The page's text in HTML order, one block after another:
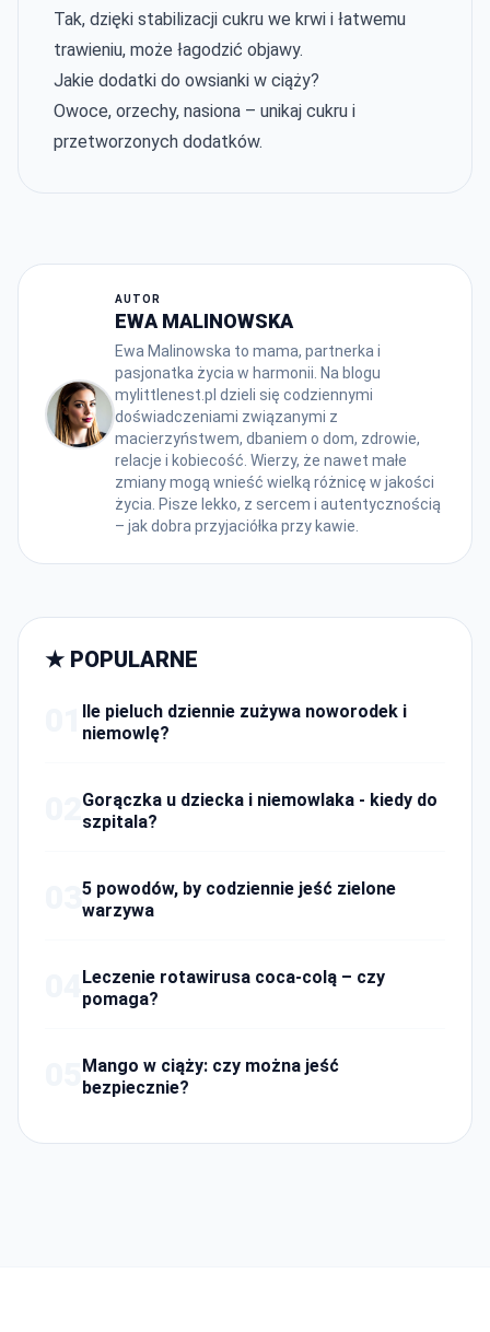
Tak, dzięki stabilizacji cukru we krwi i łatwemu
trawieniu, może łagodzić objawy.
Jakie dodatki do owsianki w ciąży?
Owoce, orzechy, nasiona – unikaj cukru i
przetworzonych dodatków.
AUTOR
EWA MALINOWSKA
Ewa Malinowska to mama, partnerka i
pasjonatka życia w harmonii. Na blogu
mylittlenest.pl dzieli się codziennymi
doświadczeniami związanymi z
macierzyństwem, dbaniem o dom, zdrowie,
relacje i kobiecość. Wierzy, że nawet małe
zmiany mogą wnieść wielką różnicę w jakości
życia. Pisze lekko, z sercem i autentycznością
– jak dobra przyjaciółka przy kawie.
★ POPULARNE
Ile pieluch dziennie zużywa noworodek i
niemowlę?
Gorączka u dziecka i niemowlaka - kiedy do
szpitala?
5 powodów, by codziennie jeść zielone
warzywa
Leczenie rotawirusa coca-colą – czy
pomaga?
Mango w ciąży: czy można jeść
bezpiecznie?